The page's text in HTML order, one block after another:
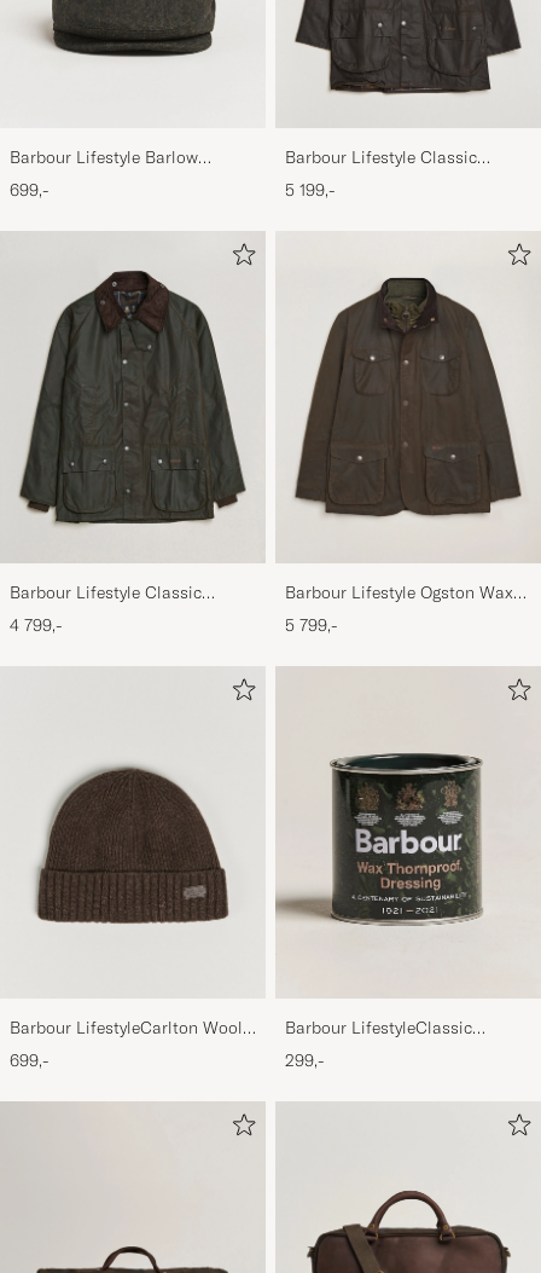
Barbour Lifestyle Barlow
Herringbone Cap Olive
699,-
Barbour Lifestyle Classic
Beaufort Jacket Olive
5 199,-
Barbour Lifestyle Classic
Bedale Jacket Olive
4 799,-
Barbour Lifestyle Ogston Waxed
Jacket Olive
5 799,-
Barbour LifestyleCarlton Wool
BeanieMid Brown
699,-
Barbour LifestyleClassic
Thornproof Dressing
299,-